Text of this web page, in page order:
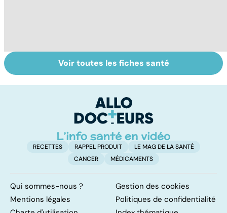
Narcolepsie : des
crises de
Troubles de la
vue : et si c'était
Voir toutes les fiches santé
RECETTES RAPPEL PRODUIT
LE MAG DE LA SANTÉ
CANCER
MÉDICAMENTS
Qui sommes-nous ?
Gestion des cookies
Mentions légales
Politiques de confidentialité